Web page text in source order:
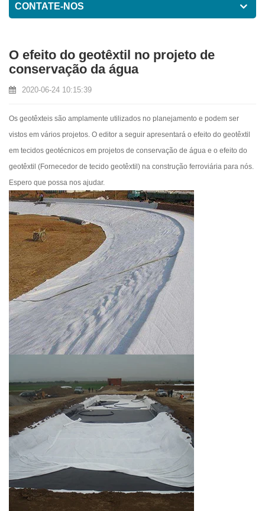
CONTATE-NOS
O efeito do geotêxtil no projeto de
conservação da água
2020-06-24 10:15:39
Os geotêxteis são amplamente utilizados no planejamento e podem ser
vistos em vários projetos. O editor a seguir apresentará o efeito do geotêxtil
em tecidos geotécnicos em projetos de conservação de água e o efeito do
geotêxtil (Fornecedor de tecido geotêxtil) na construção ferroviária para nós.
Espero que possa nos ajudar.